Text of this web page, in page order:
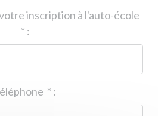
inscription à l'auto-école
* :
* :